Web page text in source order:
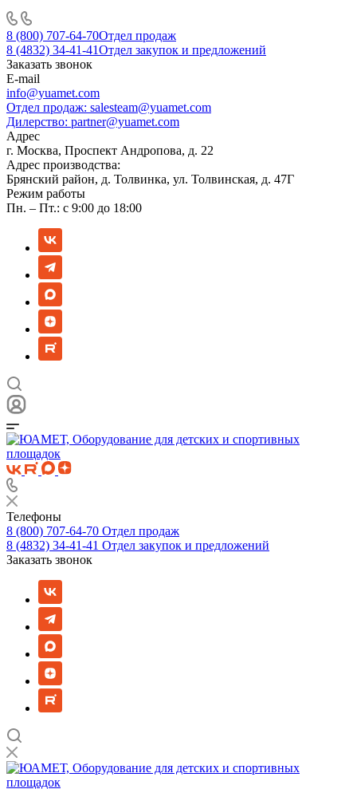
8 (800) 707-64-70Отдел продаж
8 (4832) 34-41-41Отдел закупок и предложений
Заказать звонок
E-mail
info@yuamet.com
Отдел продаж: salesteam@yuamet.com
Дилерство: partner@yuamet.com
Адрес
г. Москва, Проспект Андропова, д. 22
Адрес производства:
Брянский район, д. Толвинка, ул. Толвинская, д. 47Г
Режим работы
Пн. – Пт.: с 9:00 до 18:00
Телефоны
8 (800) 707-64-70 Отдел продаж
8 (4832) 34-41-41 Отдел закупок и предложений
Заказать звонок